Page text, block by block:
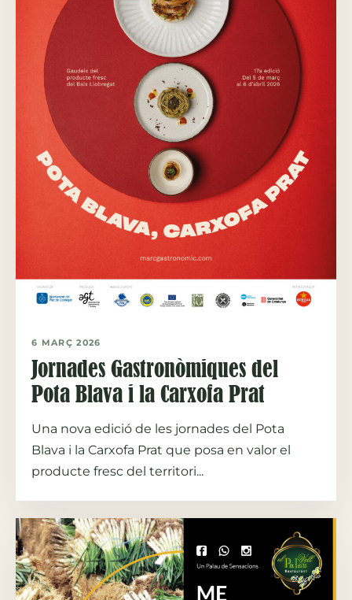
6 MARÇ 2026
Jornades Gastronòmiques del
Pota Blava i la Carxofa Prat
Una nova edició de les jornades del Pota
Blava i la Carxofa Prat que posa en valor el
producte fresc del territori...